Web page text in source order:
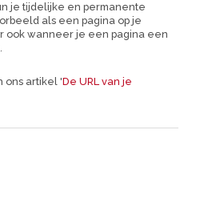
je tijdelijke en permanente
als een pagina op je
ook wanneer je een pagina een
ons artikel 'De URL van je